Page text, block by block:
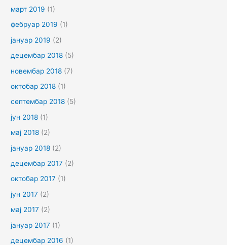
март 2019 (1)
фебруар 2019 (1)
јануар 2019 (2)
децембар 2018 (5)
новембар 2018 (7)
октобар 2018 (1)
септембар 2018 (5)
јун 2018 (1)
мај 2018 (2)
јануар 2018 (2)
децембар 2017 (2)
октобар 2017 (1)
јун 2017 (2)
мај 2017 (2)
јануар 2017 (1)
децембар 2016 (1)